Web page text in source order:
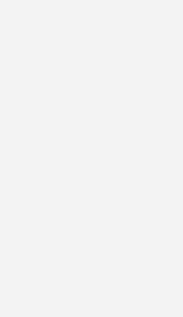
des Energiesystems ist eine
um die Auswirkungen des
Maßnahmen finden sich
der Energie-
der Nachfragesektoren,
und dadurch notwendige
sind insbesondere auch für das
des Energiesystems und
Regionen große Herausforderungen.
Planungsinstrument, um konsistente
Berücksichtigung von sektoren- und
im europäischen
und räumlicher Granularität, zu
den Übertragungsnetzbetreibern